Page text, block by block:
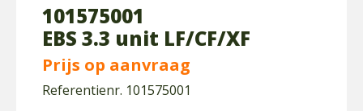
101575001
EBS 3.3 unit LF/CF/XF
Prijs op aanvraag
Referentienr. 101575001